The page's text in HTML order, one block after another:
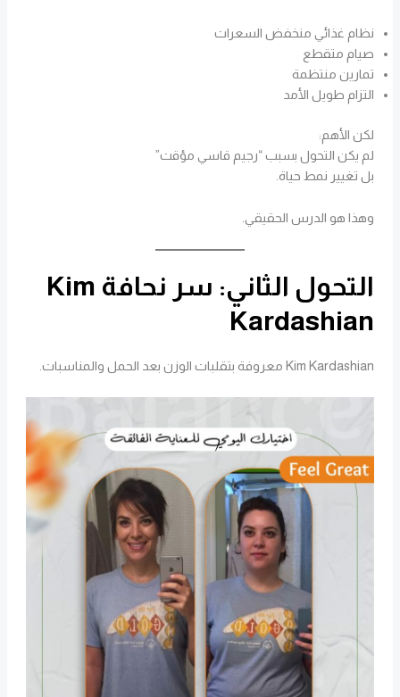
نظام غذائي منخفض السعرات
صيام متقطع
تمارين منتظمة
التزام طويل الأمد
لكن الأهم:
لم يكن التحول بسبب “رجيم قاسي مؤقت”
بل تغيير نمط حياة.
وهذا هو الدرس الحقيقي.
التحول الثاني: سر نحافة Kim
Kardashian
Kim Kardashian معروفة بتقلبات الوزن بعد الحمل والمناسبات.